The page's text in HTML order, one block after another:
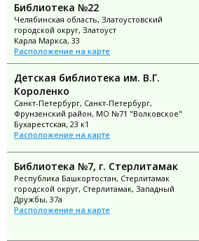
Библиотека №22
Челябинская область, Златоустовский
городской округ, Златоуст
Карла Маркса, 33
Расположение на карте
Детская библиотека им. В.Г.
Короленко
Санкт-Петербург, Санкт-Петербург,
Фрунзенский район, МО №71 "Волковское"
Бухарестская, 23 к1
Расположение на карте
Библиотека №7, г. Стерлитамак
Республика Башкортостан, Стерлитамак
городской округ, Стерлитамак, Западный
Дружбы, 37а
Расположение на карте